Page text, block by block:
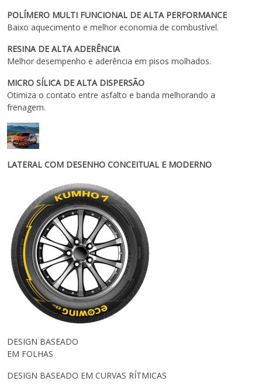
POLÍMERO MULTI FUNCIONAL DE ALTA PERFORMANCE
Baixo aquecimento e melhor economia de combustível.
RESINA DE ALTA ADERÊNCIA
Melhor desempenho e aderência em pisos molhados.
MICRO SÍLICA DE ALTA DISPERSÃO
Otimiza o contato entre asfalto e banda melhorando a
frenagem.
LATERAL COM DESENHO CONCEITUAL E MODERNO
DESIGN BASEADO
EM FOLHAS
DESIGN BASEADO EM CURVAS RÍTMICAS